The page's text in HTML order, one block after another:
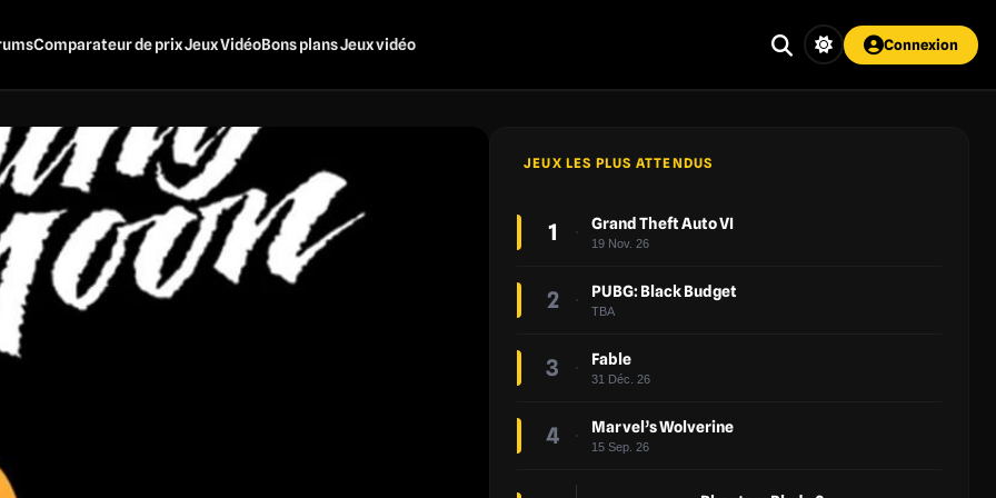
Comparateur de prix Jeux VidéoBons plans Jeux vidéo Connexion
JEUX LES PLUS ATTENDUS
1 Grand Theft Auto VI
19 Nov. 26
2 PUBG: Black Budget
TBA
3 Fable
31 Déc. 26
4 Marvel’s Wolverine
15 Sep. 26